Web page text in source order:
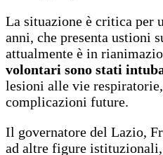
La situazione è critica per
anni, che presenta ustioni
attualmente è in
volontari sono stati
lesioni alle vie
complicazioni future.
Il governatore del Lazio,
ad altre figure